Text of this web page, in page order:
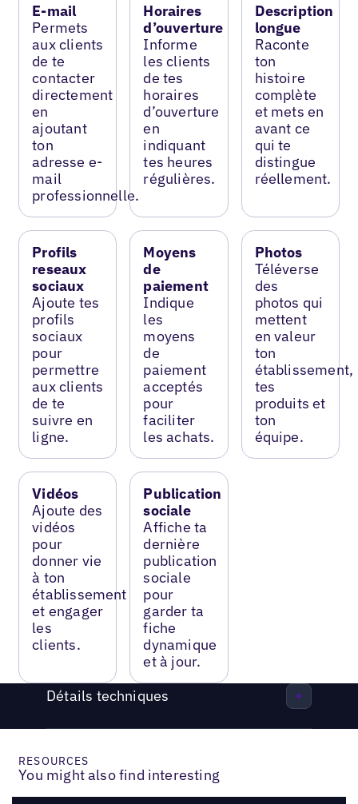
E-mail
Permets
aux clients
de te
contacter
directement
en
ajoutant
ton
adresse e-
mail
professionnelle.
Horaires
d’ouverture
Informe
les clients
de tes
horaires
d’ouverture
en
indiquant
tes heures
régulières.
Description
longue
Raconte
ton
histoire
complète
et mets en
avant ce
qui te
distingue
réellement.
Profils
reseaux
sociaux
Ajoute tes
profils
sociaux
pour
permettre
aux clients
de te
suivre en
ligne.
Moyens
de
paiement
Indique
les
moyens
de
paiement
acceptés
pour
faciliter
les achats.
Photos
Téléverse
des
photos qui
mettent
en valeur
ton
établissement,
tes
produits et
ton
équipe.
Vidéos
Ajoute des
vidéos
pour
donner vie
à ton
établissement
et engager
les
clients.
Publication
sociale
Affiche ta
dernière
publication
sociale
pour
garder ta
fiche
dynamique
et à jour.
Détails techniques
RESOURCES
You might also find interesting